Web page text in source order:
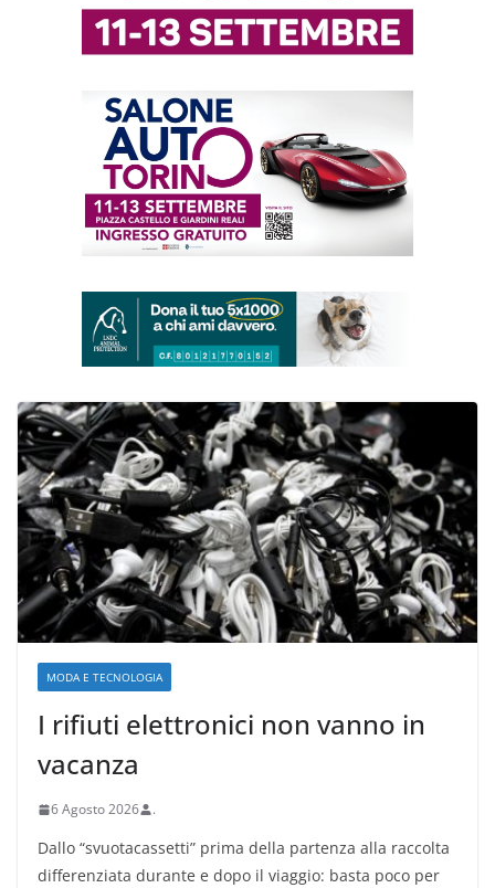
MODA E TECNOLOGIA
I rifiuti elettronici non vanno in
vacanza
6 Agosto 2026 .
Dallo “svuotacassetti” prima della partenza alla raccolta
differenziata durante e dopo il viaggio: basta poco per